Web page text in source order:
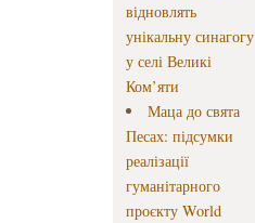
відновлять
унікальну синагогу
у селі Великі
Ком’яти
Маца до свята
Песах: підсумки
реалізації
гуманітарного
проєкту World